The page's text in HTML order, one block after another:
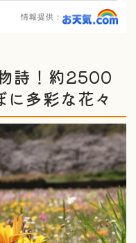
情報提供：
詩！約2500
多彩な花々